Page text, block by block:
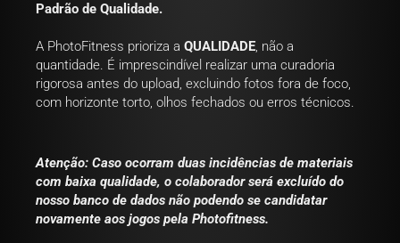
Padrão de Qualidade.
A PhotoFitness prioriza a QUALIDADE, não a
quantidade. É imprescindível realizar uma curadoria
rigorosa antes do upload, excluindo fotos fora de foco,
com horizonte torto, olhos fechados ou erros técnicos.
Atenção: Caso ocorram duas incidências de materiais
com baixa qualidade, o colaborador será excluído do
nosso banco de dados não podendo se candidatar
novamente aos jogos pela Photofitness.